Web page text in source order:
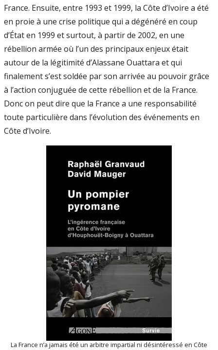
France. Ensuite, entre 1993 et 1999, la Côte d’Ivoire a été
en proie à une crise politique qui a dégénéré en coup
d’État en 1999 et surtout, à partir de 2002, en une
rébellion armée où l’un des principaux enjeux était
autour de la légitimité d’Alassane Ouattara et qui
finalement s’est soldée par son arrivée au pouvoir grâce
à l’action conjuguée de cette rébellion et de la France.
Donc on peut dire que la France a une responsabilité
toute particulière dans l’évolution des événements en
Côte d’Ivoire.
La France n’a jamais été un arbitre impartial ni désintéressé en Côte